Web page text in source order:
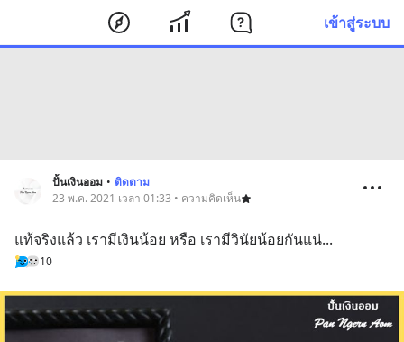
เข้าสู่ระบบ
ปั้นเงินออม • ติดตาม
23 พ.ค. 2021 เวลา 01:33 • ความคิดเห็น
แท้จริงแล้ว เรามีเงินน้อย หรือ เรามีวินัยน้อยกันแน่...
10